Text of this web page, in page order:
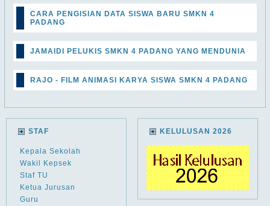
CARA PENGISIAN DATA SISWA BARU SMKN 4
PADANG
JAMAIDI PELUKIS SMKN 4 PADANG YANG MENDUNIA
RAJO - FILM ANIMASI KARYA SISWA SMKN 4 PADANG
STAF
Kepala Sekolah
Wakil Kepsek
Staf TU
Ketua Jurusan
Guru
KELULUSAN 2026